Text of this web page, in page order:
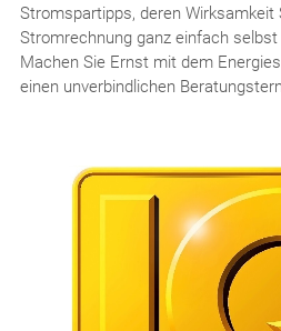
Stromspartipps, deren Wirksamkeit
Stromrechnung ganz einfach
Machen Sie Ernst mit dem
einen unverbindlichen